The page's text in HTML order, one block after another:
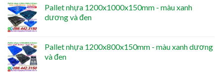
Pallet nhựa 1200x1000x150mm - màu xanh
dương và đen
Pallet nhựa 1200x800x150mm - màu xanh dương
và đen